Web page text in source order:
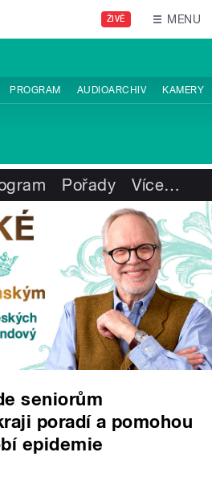
ŽIVĚ MENU
PROGRAM AUDIOARCHIV KAMERY
Pořady Více…
seniorům
poradí a pomohou
epidemie